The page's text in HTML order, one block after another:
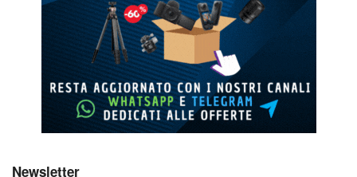
Newsletter